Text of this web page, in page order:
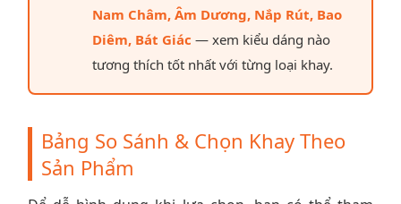
Nam Châm, Âm Dương, Nắp Rút, Bao
Diêm, Bát Giác — xem kiểu dáng nào
tương thích tốt nhất với từng loại khay.
Bảng So Sánh & Chọn Khay Theo
Sản Phẩm